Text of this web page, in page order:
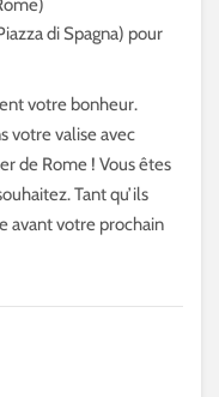
di Spagna) pour
votre bonheur.
votre valise avec
de Rome ! Vous êtes
Tant qu’ils
avant votre prochain